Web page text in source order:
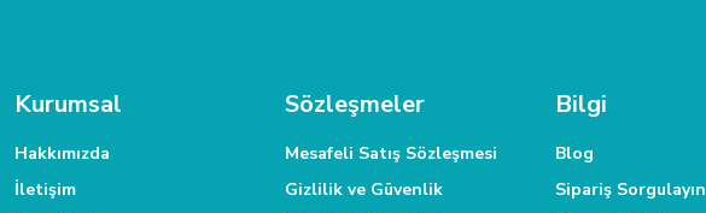
Kurumsal
Hakkımızda
İletişim
Sözleşmeler
Mesafeli Satış Sözleşmesi
Gizlilik ve Güvenlik
Bilgi
Blog
Sipariş Sorgulayın